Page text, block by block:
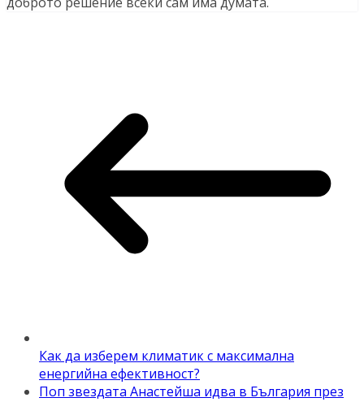
Как да изберем климатик с максимална
енергийна ефективност?
Поп звездата Анастейша идва в България през